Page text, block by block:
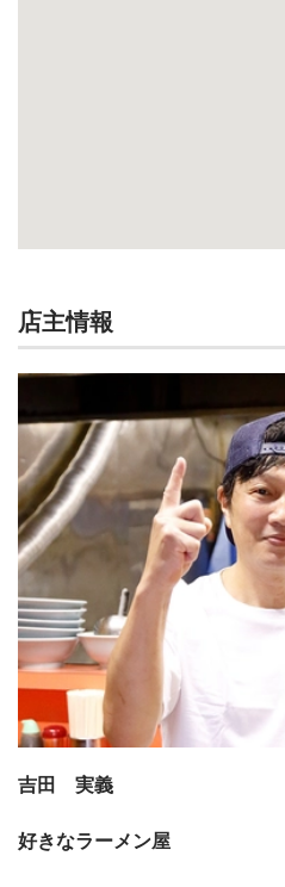
店主情報
吉田 実義
好きなラーメン屋